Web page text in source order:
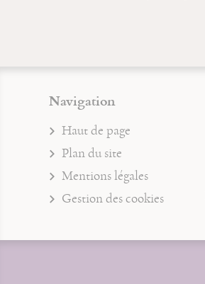
Navigation
Haut de page
Plan du site
Mentions légales
Gestion des cookies